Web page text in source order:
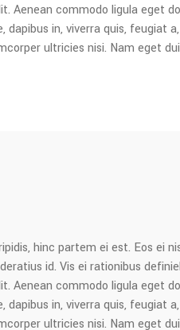
commodo ligula eget
in, viverra quis, feugiat
ultricies nisi. Nam eget
hinc partem ei est. Eos ei
id. Vis ei rationibus
commodo ligula eget
in, viverra quis, feugiat
ultricies nisi. Nam eget